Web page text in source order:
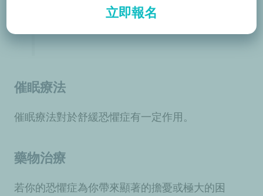
懼，亦幫我增強自信。」
催眠療法
催眠療法對於舒緩恐懼症有一定作用。
藥物治療
若你的恐懼症為你帶來顯著的擔憂或極大的困
立即報名